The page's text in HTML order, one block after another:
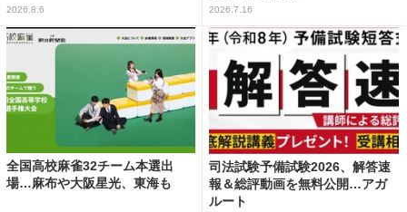
2026.8.6 2026.7.16
全国高校麻雀32チーム本選出
場…麻布や大阪星光、東海も
司法試験予備試験2026、解答速
報＆総評動画を無料公開…アガ
ルート